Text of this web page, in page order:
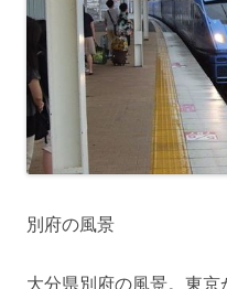
別府の風景
大分県別府の風景。東